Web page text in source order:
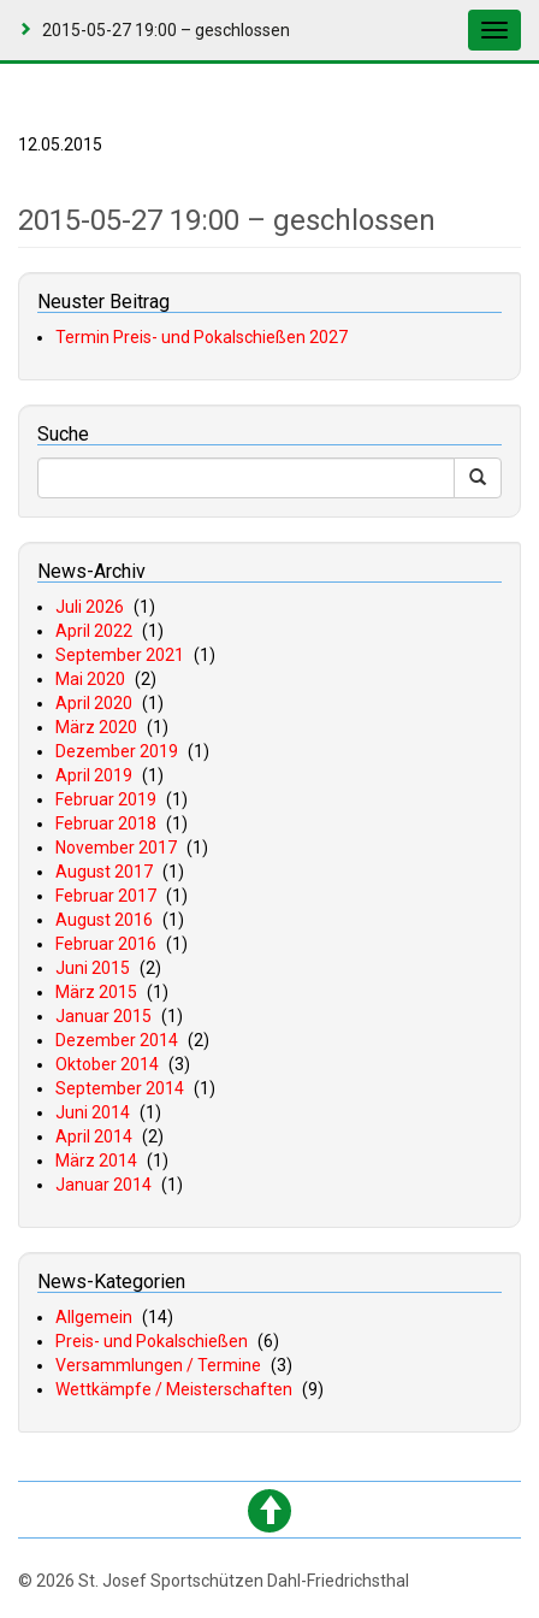
2015-05-27 19:00 – geschlossen
12.05.2015
2015-05-27 19:00 – geschlossen
Neuster Beitrag
Termin Preis- und Pokalschießen 2027
Suche
News-Archiv
Juli 2026 (1)
April 2022 (1)
September 2021
(1)
Mai 2020 (2)
April 2020 (1)
März 2020 (1)
Dezember 2019 (1)
April 2019 (1)
Februar 2019 (1)
Februar 2018 (1)
November 2017 (1)
August 2017 (1)
Februar 2017 (1)
August 2016 (1)
Februar 2016 (1)
Juni 2015 (2)
März 2015 (1)
Januar 2015 (1)
Dezember 2014 (2)
Oktober 2014 (3)
September 2014 (1)
Juni 2014 (1)
April 2014 (2)
März 2014 (1)
Januar 2014 (1)
News-Kategorien
Allgemein (14)
Preis- und Pokalschießen (6)
Versammlungen / Termine (3)
Wettkämpfe / Meisterschaften (9)
© 2026 St. Josef Sportschützen Dahl-Friedrichsthal